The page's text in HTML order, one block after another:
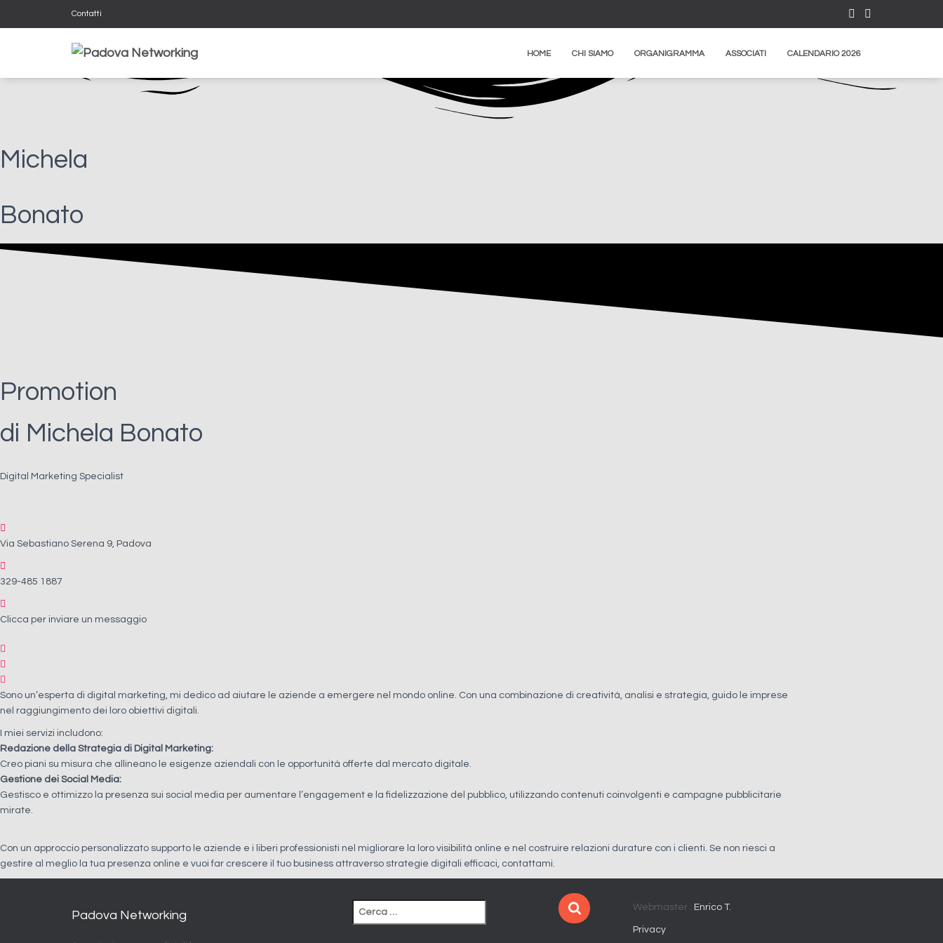
Contatti
HOME CHI SIAMO ORGANIGRAMMA ASSOCIATI CALENDARIO 2026
Michela
Bonato
Promotion
di Michela Bonato
Digital Marketing Specialist
Via Sebastiano Serena 9, Padova
329-485 1887
Clicca per inviare un messaggio
Sono un’esperta di digital marketing, mi dedico ad aiutare le aziende a emergere nel mondo online. Con una combinazione di creatività, analisi e strategia, guido le imprese
nel raggiungimento dei loro obiettivi digitali.
I miei servizi includono:
Redazione della Strategia di Digital Marketing:
Creo piani su misura che allineano le esigenze aziendali con le opportunità offerte dal mercato digitale.
Gestione dei Social Media:
Gestisco e ottimizzo la presenza sui social media per aumentare l’engagement e la fidelizzazione del pubblico, utilizzando contenuti coinvolgenti e campagne pubblicitarie
mirate.
Con un approccio personalizzato supporto le aziende e i liberi professionisti nel migliorare la loro visibilità online e nel costruire relazioni durature con i clienti. Se non riesci a
gestire al meglio la tua presenza online e vuoi far crescere il tuo business attraverso strategie digitali efficaci, contattami.
Padova Networking
i
Webmaster : Enrico T.
Privacy